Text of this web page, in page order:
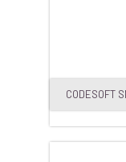
CODESOFT